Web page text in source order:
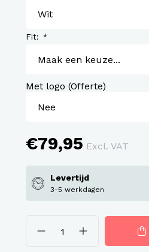
Fit: *
Met logo (Offerte)
€79,95 Excl. VAT
Levertijd
3-5 werkdagen